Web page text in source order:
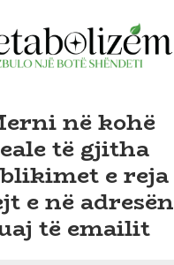
në kohë
të gjitha
e reja
e në adresën
të emailit